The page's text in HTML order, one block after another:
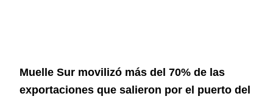
Muelle Sur movilizó más del 70% de las
exportaciones que salieron por el puerto del